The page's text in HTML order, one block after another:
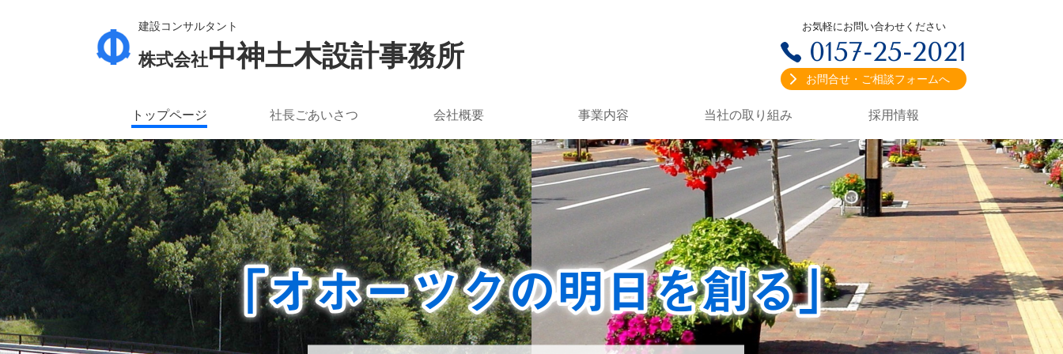
建設コンサルタント
株式会社中神土木設計事務所
お気軽にお問い合わせください
0157-25-2021
お問合せ・ご相談フォームへ
トップページ 社長ごあいさつ 会社概要 事業内容 当社の取り組み 採用情報